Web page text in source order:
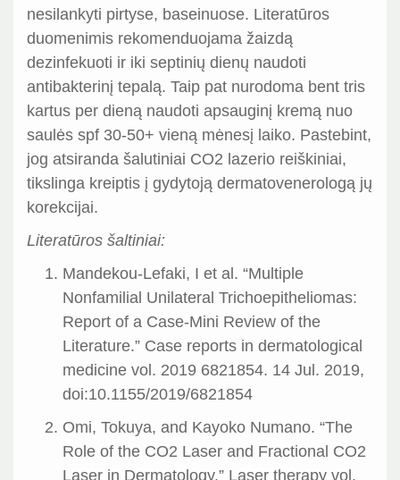
nesilankyti pirtyse, baseinuose. Literatūros
duomenimis rekomenduojama žaizdą
dezinfekuoti ir iki septinių dienų naudoti
antibakterinį tepalą. Taip pat nurodoma bent tris
kartus per dieną naudoti apsauginį kremą nuo
saulės spf 30-50+ vieną mėnesį laiko. Pastebint,
jog atsiranda šalutiniai CO2 lazerio reiškiniai,
tikslinga kreiptis į gydytoją dermatovenerologą jų
korekcijai.
Literatūros šaltiniai:
Mandekou-Lefaki, I et al. “Multiple
Nonfamilial Unilateral Trichoepitheliomas:
Report of a Case-Mini Review of the
Literature.” Case reports in dermatological
medicine vol. 2019 6821854. 14 Jul. 2019,
doi:10.1155/2019/6821854
Omi, Tokuya, and Kayoko Numano. “The
Role of the CO2 Laser and Fractional CO2
Laser in Dermatology.” Laser therapy vol.